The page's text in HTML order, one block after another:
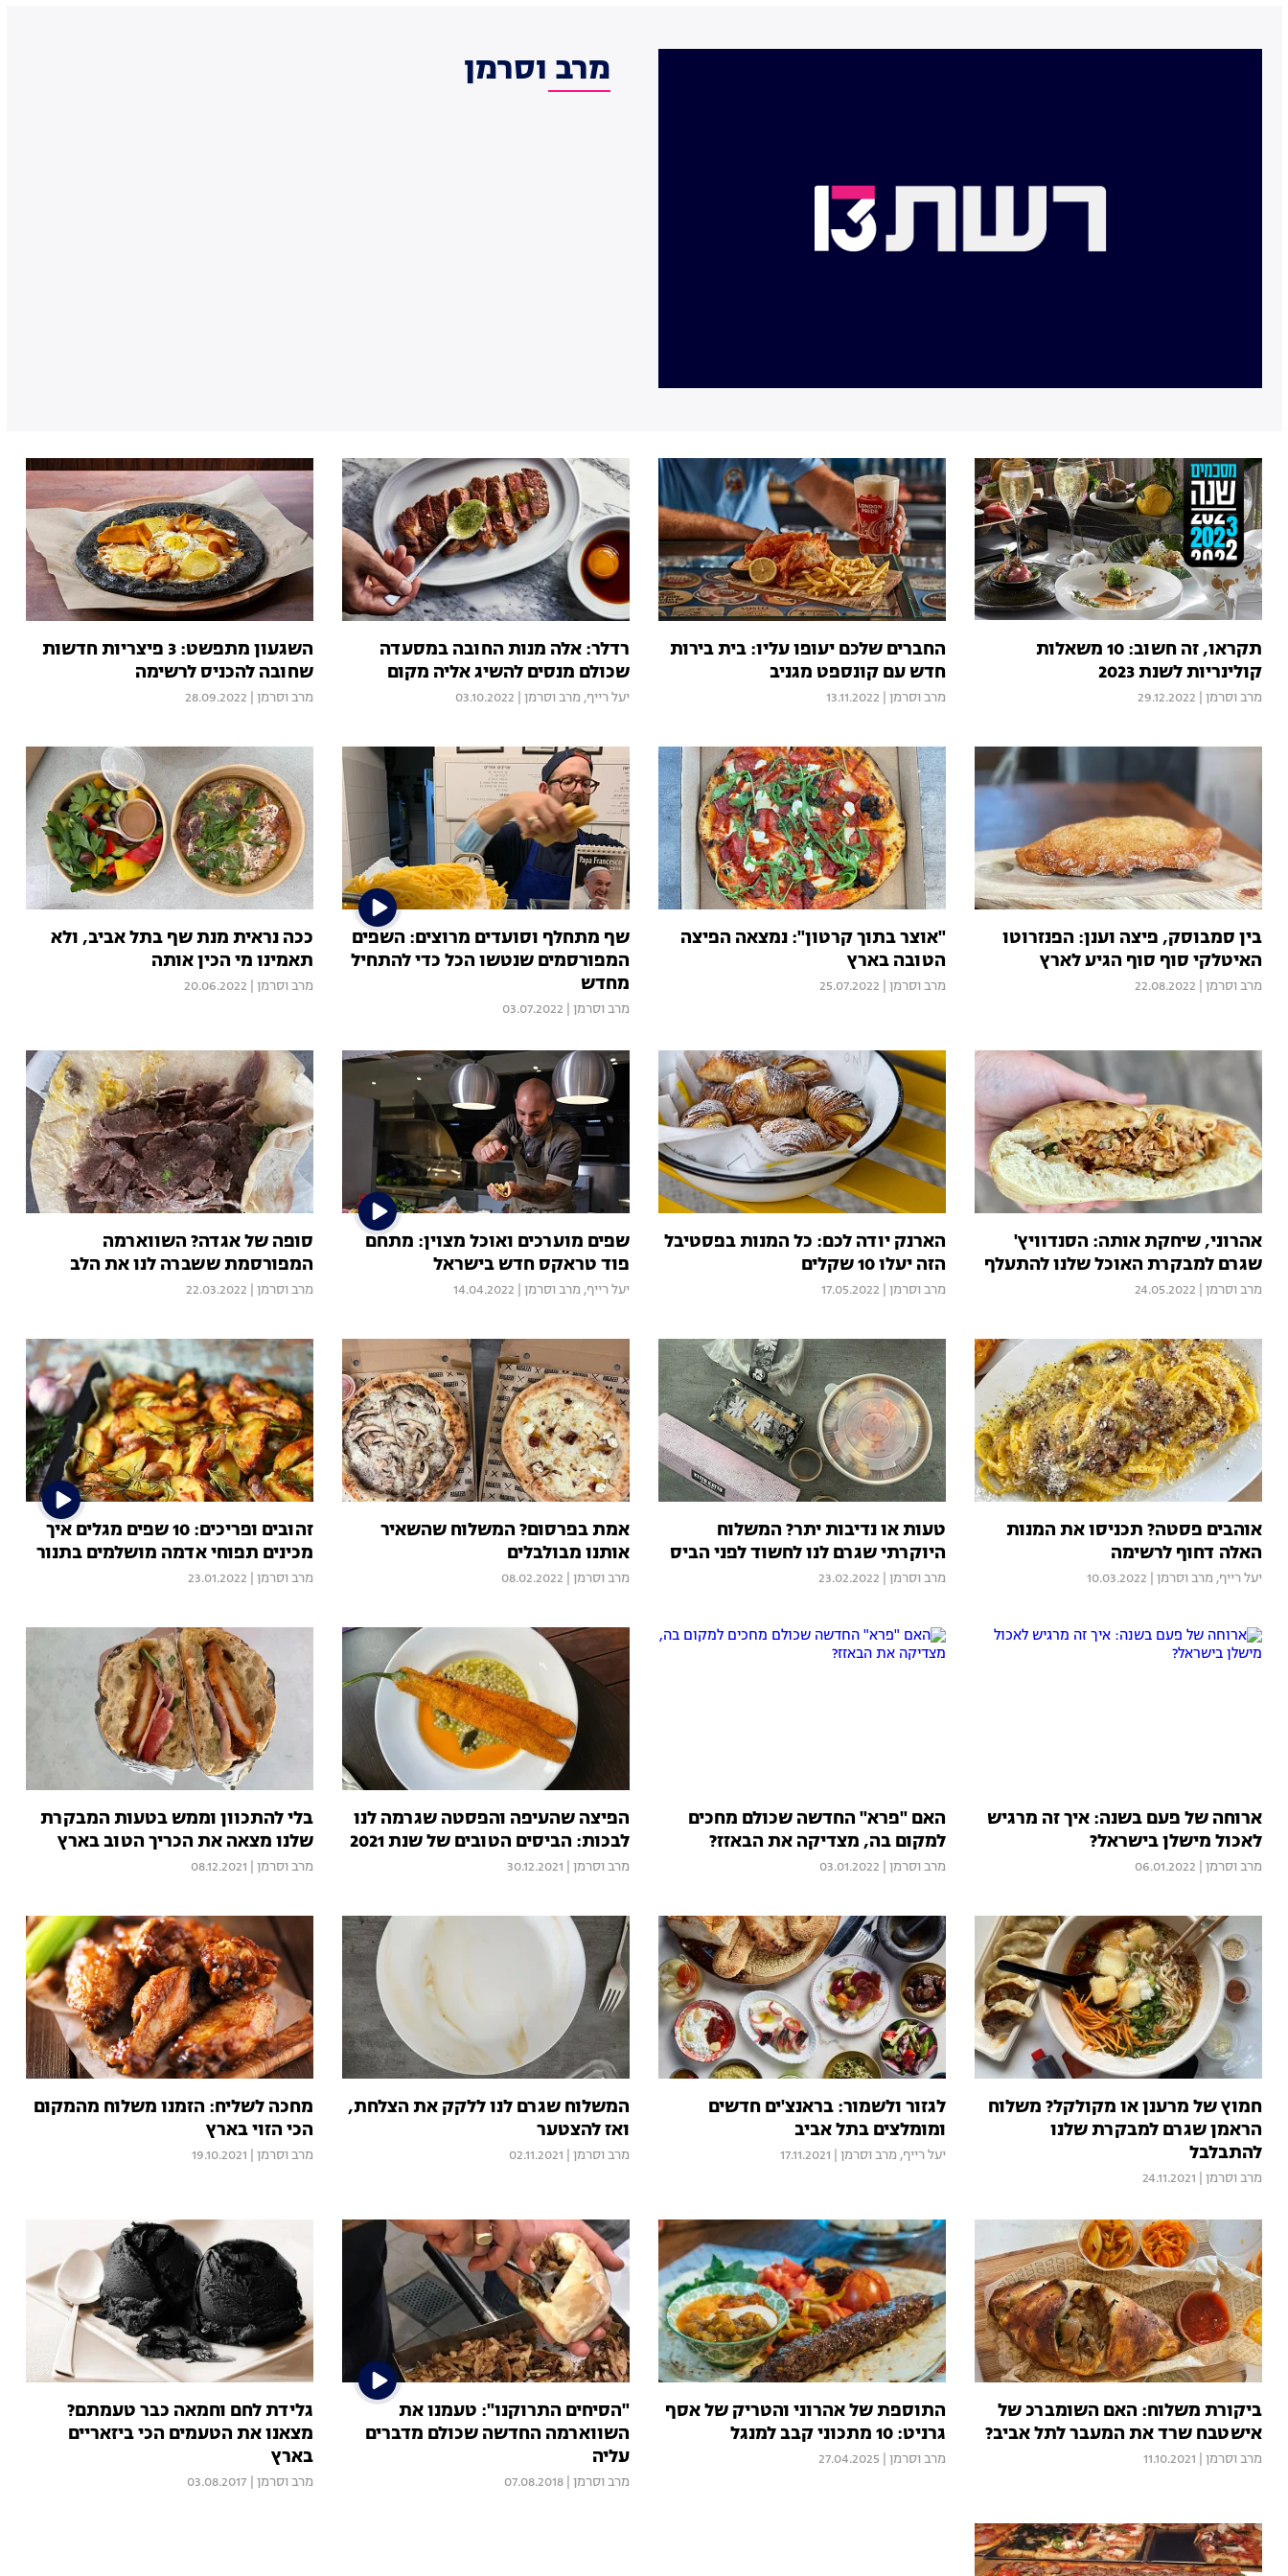
מרב וסרמן
תקראו, זה חשוב: 10 משאלות
קולינריות לשנת 2023
מרב וסרמן 29.12.2022
החברים שלכם יעופו עליו: בית בירות
חדש עם קונספט מגניב
מרב וסרמן 13.11.2022
רדלר: אלה מנות החובה במסעדה
שכולם מנסים להשיג אליה מקום
יעל רייף, מרב וסרמן 03.10.2022
השגעון מתפשט: 3 פיצריות חדשות
שחובה להכניס לרשימה
מרב וסרמן 28.09.2022
בין סמבוסק, פיצה וענן: הפנזרוטו
האיטלקי סוף סוף הגיע לארץ
מרב וסרמן 22.08.2022
"אוצר בתוך קרטון": נמצאה הפיצה
הטובה בארץ
מרב וסרמן 25.07.2022
שף מתחלף וסועדים מרוצים: השפים
המפורסמים שנטשו הכל כדי להתחיל
מחדש
מרב וסרמן 03.07.2022
ככה נראית מנת שף בתל אביב, ולא
תאמינו מי הכין אותה
מרב וסרמן 20.06.2022
אהרוני, שיחקת אותה: הסנדוויץ'
שגרם למבקרת האוכל שלנו להתעלף
מרב וסרמן 24.05.2022
הארנק יודה לכם: כל המנות בפסטיבל
הזה יעלו 10 שקלים
מרב וסרמן 17.05.2022
שפים מוערכים ואוכל מצוין: מתחם
פוד טראקס חדש בישראל
יעל רייף, מרב וסרמן 14.04.2022
סופה של אגדה? השווארמה
המפורסמת ששברה לנו את הלב
מרב וסרמן 22.03.2022
אוהבים פסטה? תכניסו את המנות
האלה דחוף לרשימה
יעל רייף, מרב וסרמן 10.03.2022
טעות או נדיבות יתר? המשלוח
היוקרתי שגרם לנו לחשוד לפני הביס
מרב וסרמן 23.02.2022
אמת בפרסום? המשלוח שהשאיר
אותנו מבולבלים
מרב וסרמן 08.02.2022
זהובים ופריכים: 10 שפים מגלים איך
מכינים תפוחי אדמה מושלמים בתנור
מרב וסרמן 23.01.2022
ארוחה של פעם בשנה: איך זה מרגיש
לאכול מישלן בישראל?
מרב וסרמן 06.01.2022
האם "פרא" החדשה שכולם מחכים
למקום בה, מצדיקה את הבאזז?
מרב וסרמן 03.01.2022
הפיצה שהעיפה והפסטה שגרמה לנו
לבכות: הביסים הטובים של שנת 2021
מרב וסרמן 30.12.2021
בלי להתכוון וממש בטעות המבקרת
שלנו מצאה את הכריך הטוב בארץ
מרב וסרמן 08.12.2021
חמוץ של מרענן או מקולקל? משלוח
הראמן שגרם למבקרת שלנו
להתבלבל
מרב וסרמן 24.11.2021
לגזור ולשמור: בראנצ'ים חדשים
ומומלצים בתל אביב
יעל רייף, מרב וסרמן 17.11.2021
המשלוח שגרם לנו ללקק את הצלחת,
ואז להצטער
מרב וסרמן 02.11.2021
מחכה לשליח: הזמנו משלוח מהמקום
הכי הזוי בארץ
מרב וסרמן 19.10.2021
ביקורת משלוח: האם השומברכ של
אישטבח שרד את המעבר לתל אביב?
מרב וסרמן 11.10.2021
התוספת של אהרוני והטריק של אסף
גרניט: 10 מתכוני קבב למנגל
מרב וסרמן 27.04.2025
"הסיחים התרוקנו": טעמנו את
השווארמה החדשה שכולם מדברים
עליה
מרב וסרמן 07.08.2018
גלידת לחם וחמאה כבר טעמתם?
מצאנו את הטעמים הכי ביזאריים
בארץ
מרב וסרמן 03.08.2017